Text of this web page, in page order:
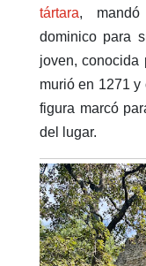
tártara,
dominico para
joven, conocida
murió en 1271
figura marcó
del lugar.